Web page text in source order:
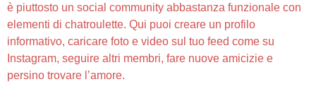
è piuttosto un social community abbastanza funzionale con
elementi di chatroulette. Qui puoi creare un profilo
informativo, caricare foto e video sul tuo feed come su
Instagram, seguire altri membri, fare nuove amicizie e
persino trovare l’amore.